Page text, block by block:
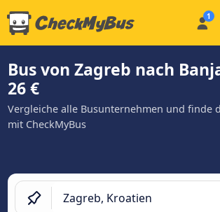
Bus von Zagreb nach
26 €
Vergleiche alle Busunternehmen und finde
mit CheckMyBus